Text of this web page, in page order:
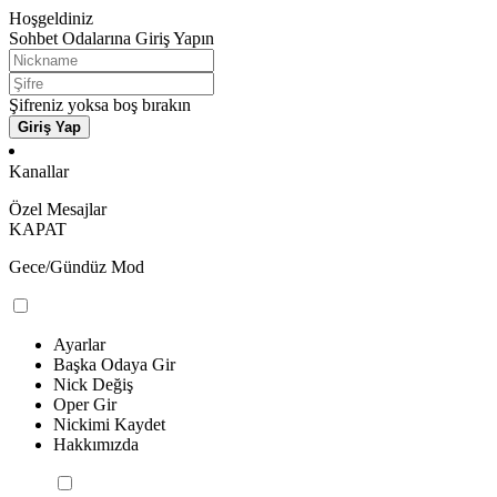
Hoşgeldiniz
Sohbet Odalarına Giriş Yapın
Şifreniz yoksa boş bırakın
Giriş Yap
Kanallar
Özel Mesajlar
KAPAT
Gece/Gündüz Mod
Ayarlar
Başka Odaya Gir
Nick Değiş
Oper Gir
Nickimi Kaydet
Hakkımızda